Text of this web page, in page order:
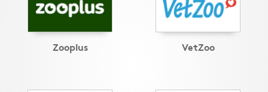
Zooplus VetZoo